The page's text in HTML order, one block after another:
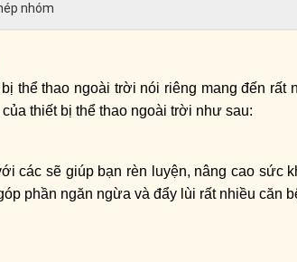
nhóm
thể thao ngoài trời nói riêng mang đến
thiết bị thể thao ngoài trời như sau:
các sẽ giúp bạn rèn luyện, nâng cao
phần ngăn ngừa và đẩy lùi rất nhiều căn